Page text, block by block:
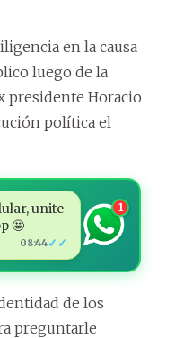
en la causa
luego de la
presidente Horacio
política el
unite
🤩
08:44✓✓
1
de los
preguntarle